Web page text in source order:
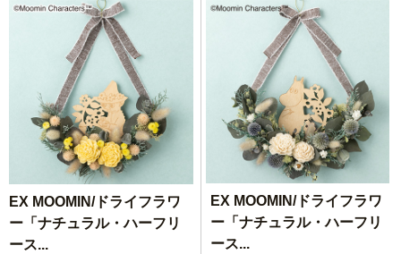
EX MOOMIN/ドライフラワ
ー「ナチュラル・ハーフリ
ース...
EX MOOMIN/ドライフラワ
ー「ナチュラル・ハーフリ
ース...